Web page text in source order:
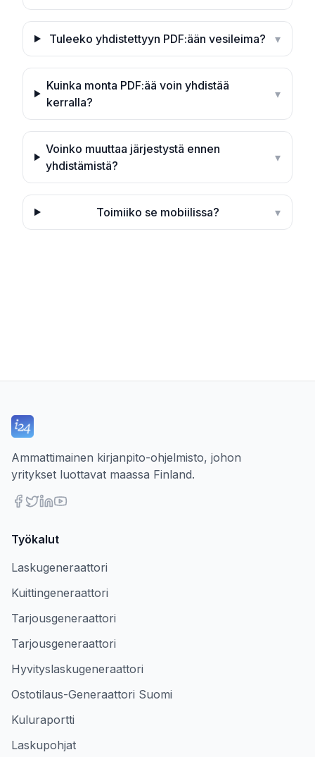
Tuleeko yhdistettyyn PDF:ään vesileima? ▾
Kuinka monta PDF:ää voin yhdistää
kerralla?
▾
Voinko muuttaa järjestystä ennen
yhdistämistä?
▾
Toimiiko se mobiilissa? ▾
Ammattimainen kirjanpito-ohjelmisto, johon
yritykset luottavat maassa Finland.
Työkalut
Laskugeneraattori
Kuittingeneraattori
Tarjousgeneraattori
Tarjousgeneraattori
Hyvityslaskugeneraattori
Ostotilaus-Generaattori Suomi
Kuluraportti
Laskupohjat